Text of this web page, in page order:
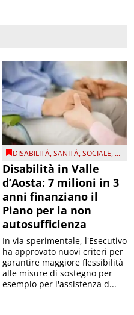
DISABILITÀ,SANITÀ,SOCIALE, ...
Disabilità in Valle
d’Aosta: 7 milioni in 3
anni finanziano il
Piano per la non
autosufficienza
In via sperimentale, l'Esecutivo
ha approvato nuovi criteri per
garantire maggiore flessibilità
alle misure di sostegno per
esempio per l'assistenza d...